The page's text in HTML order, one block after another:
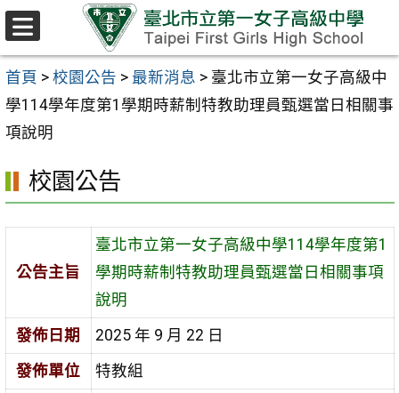
跳至主要內容區
首頁 > 校園公告 > 最新消息 > 臺北市立第一女子高級中
學114學年度第1學期時薪制特教助理員甄選當日相關事
項說明
校園公告
公告主旨
臺北市立第一女子高級中學114學年度第1
學期時薪制特教助理員甄選當日相關事項
說明
發佈日期
2025 年 9 月 22 日
發佈單位
特教組
選
單